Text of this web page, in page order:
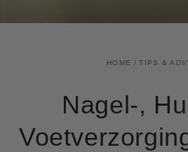
HOME / TIPS &
Nagel-,